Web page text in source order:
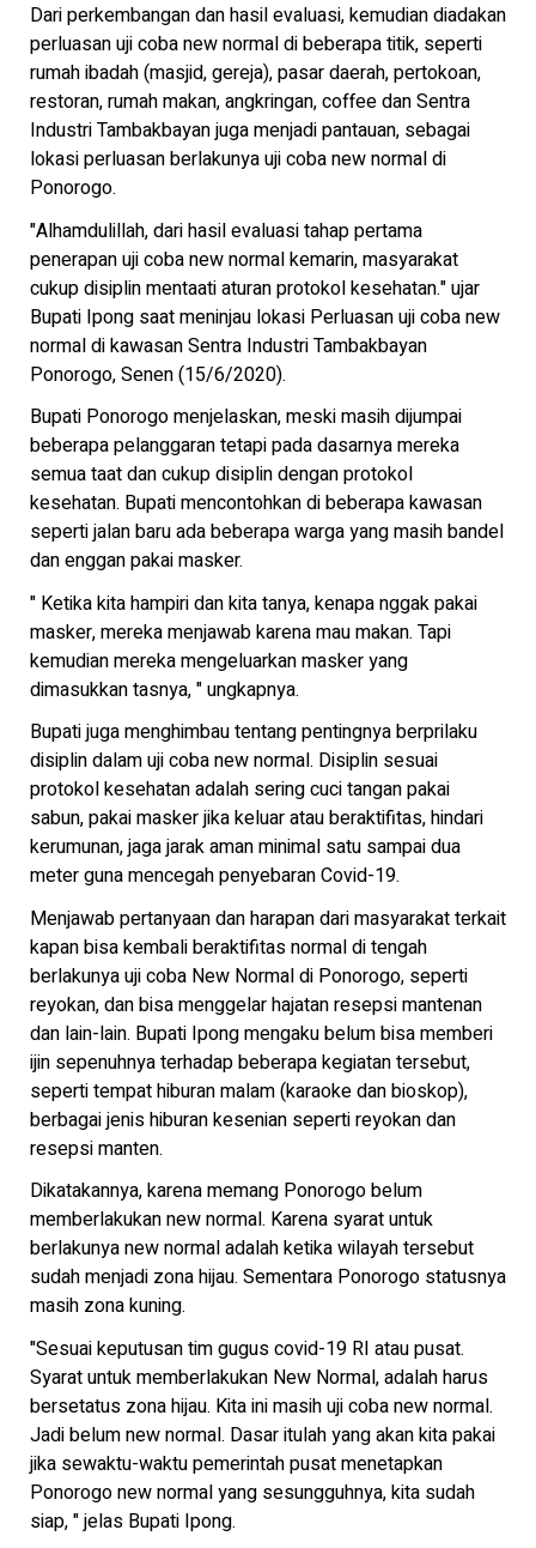
Dari perkembangan dan hasil evaluasi, kemudian diadakan
perluasan uji coba new normal di beberapa titik, seperti
rumah ibadah (masjid, gereja), pasar daerah, pertokoan,
restoran, rumah makan, angkringan, coffee dan Sentra
Industri Tambakbayan juga menjadi pantauan, sebagai
lokasi perluasan berlakunya uji coba new normal di
Ponorogo.
"Alhamdulillah, dari hasil evaluasi tahap pertama
penerapan uji coba new normal kemarin, masyarakat
cukup disiplin mentaati aturan protokol kesehatan." ujar
Bupati Ipong saat meninjau lokasi Perluasan uji coba new
normal di kawasan Sentra Industri Tambakbayan
Ponorogo, Senen (15/6/2020).
Bupati Ponorogo menjelaskan, meski masih dijumpai
beberapa pelanggaran tetapi pada dasarnya mereka
semua taat dan cukup disiplin dengan protokol
kesehatan. Bupati mencontohkan di beberapa kawasan
seperti jalan baru ada beberapa warga yang masih bandel
dan enggan pakai masker.
" Ketika kita hampiri dan kita tanya, kenapa nggak pakai
masker, mereka menjawab karena mau makan. Tapi
kemudian mereka mengeluarkan masker yang
dimasukkan tasnya, " ungkapnya.
Bupati juga menghimbau tentang pentingnya berprilaku
disiplin dalam uji coba new normal. Disiplin sesuai
protokol kesehatan adalah sering cuci tangan pakai
sabun, pakai masker jika keluar atau beraktifitas, hindari
kerumunan, jaga jarak aman minimal satu sampai dua
meter guna mencegah penyebaran Covid-19.
Menjawab pertanyaan dan harapan dari masyarakat terkait
kapan bisa kembali beraktifitas normal di tengah
berlakunya uji coba New Normal di Ponorogo, seperti
reyokan, dan bisa menggelar hajatan resepsi mantenan
dan lain-lain. Bupati Ipong mengaku belum bisa memberi
ijin sepenuhnya terhadap beberapa kegiatan tersebut,
seperti tempat hiburan malam (karaoke dan bioskop),
berbagai jenis hiburan kesenian seperti reyokan dan
resepsi manten.
Dikatakannya, karena memang Ponorogo belum
memberlakukan new normal. Karena syarat untuk
berlakunya new normal adalah ketika wilayah tersebut
sudah menjadi zona hijau. Sementara Ponorogo statusnya
masih zona kuning.
"Sesuai keputusan tim gugus covid-19 RI atau pusat.
Syarat untuk memberlakukan New Normal, adalah harus
bersetatus zona hijau. Kita ini masih uji coba new normal.
Jadi belum new normal. Dasar itulah yang akan kita pakai
jika sewaktu-waktu pemerintah pusat menetapkan
Ponorogo new normal yang sesungguhnya, kita sudah
siap, " jelas Bupati Ipong.